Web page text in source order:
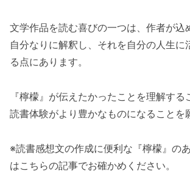
文学作品を読む喜びの一つは、作者が込
自分なりに解釈し、それを自分の人生に
る点にあります。
『檸檬』が伝えたかったことを理解す
読書体験がより豊かなものになることを
※読書感想文の作成に便利な『檸檬』の
はこちらの記事でお確かめください。